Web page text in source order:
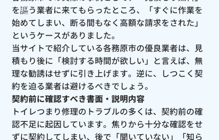
を謳う業者に来てもらったところ、「すぐに作業を
始めてしまい、断る間もなく高額な請求をされた」
というケースがありました。
当サイトで紹介している各務原市の優良業者は、見
積もり後に「検討する時間が欲しい」と言えば、無
理な勧誘はせずに引き上げます。逆に、しつこく契
約を迫る業者は避けるべきでしょう。
契約前に確認すべき書面・説明内容
トイレつまり修理のトラブルの多くは、契約前の確
認不足に起因しています。焦りから十分な確認をせ
ずに契約してしまい、後で「聞いていない」「知ら